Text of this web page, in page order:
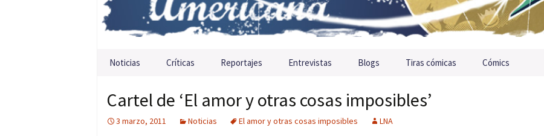
Saltar al contenido
Noticias Críticas Reportajes Entrevistas Blogs Tiras cómicas Cómics
Cartel de ‘El amor y otras cosas imposibles’
3 marzo, 2011 Noticias El amor y otras cosas imposibles LNA